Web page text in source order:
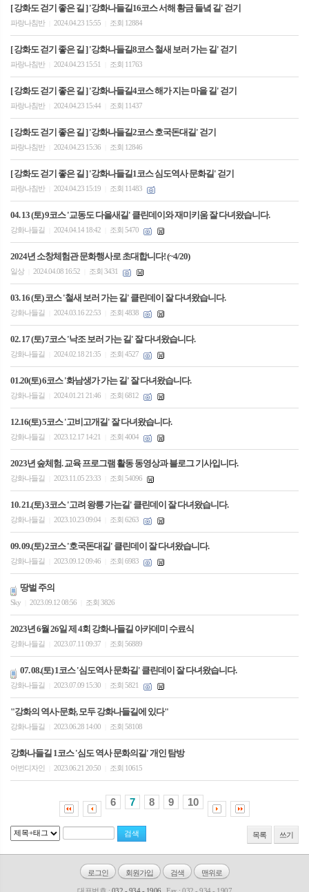
[ 강화도 걷기 좋은 길 ] '강화나들길16코스 서해 황금 들녘 길' 걷기
파랑나침반 2024.04.23 15:55 조회 12884
[ 강화도 걷기 좋은 길 ] '강화나들길8코스 철새 보러 가는 길' 걷기
파랑나침반 2024.04.23 15:51 조회 11763
[ 강화도 걷기 좋은 길 ] '강화나들길4코스 해가 지는 마을 길' 걷기
파랑나침반 2024.04.23 15:44 조회 11437
[ 강화도 걷기 좋은 길 ] '강화나들길2코스 호국돈대길' 걷기
파랑나침반 2024.04.23 15:36 조회 12846
[ 강화도 걷기 좋은 길 ] '강화나들길1코스 심도역사 문화길' 걷기
파랑나침반 2024.04.23 15:19 조회 11483
04. 13 (토) 9코스 '교동도 다을새길' 클린데이와 재미키움 잘 다녀왔습니다.
강화나들길 2024.04.14 18:42 조회 5470
2024년 소창체험관 문화행사로 초대합니다! (~4/20)
일상 2024.04.08 16:52 조회 3431
03. 16 (토) 코스 '철새 보러 가는 길' 클린데이 잘 다녀왔습니다.
강화나들길 2024.03.16 22:53 조회 4838
02. 17 (토) 7코스 '낙조 보러 가는 길' 잘 다녀왔습니다.
강화나들길 2024.02.18 21:35 조회 4527
01.20(토) 6코스 '화남생가 가는 길' 잘 다녀왔습니다.
강화나들길 2024.01.21 21:46 조회 6812
12.16(토) 5코스 '고비고개길' 잘 다녀왔습니다.
강화나들길 2023.12.17 14:21 조회 4004
2023년 숲체험. 교육 프로그램 활동 동영상과 블로그 기사입니다.
강화나들길 2023.11.05 23:33 조회 54096
10. 21.(토) 3코스 '고려 왕릉 가는길' 클린데이 잘 다녀왔습니다.
강화나들길 2023.10.23 09:04 조회 6263
09. 09.(토) 2코스 '호국돈대길' 클린데이 잘 다녀왔습니다.
강화나들길 2023.09.12 09:46 조회 6983
땅벌 주의
Sky 2023.09.12 08:56 조회 3826
2023년 6월 26일 제 4회 강화나들길 아카데미 수료식
강화나들길 2023.07.11 09:37 조회 56889
07. 08.(토) 1코스 '심도역사 문화길' 클린데이 잘 다녀왔습니다.
강화나들길 2023.07.09 15:30 조회 5821
"강화의 역사·문화, 모두 강화나들길에 있다"
강화나들길 2023.06.28 14:00 조회 58108
강화나들길 1코스 '심도 역사 문화의길' 개인 탐방
어번디자인 2023.06.21 20:50 조회 10615
6 7 8 9 10
목록 쓰기
로그인 회원가입 검색 맨위로